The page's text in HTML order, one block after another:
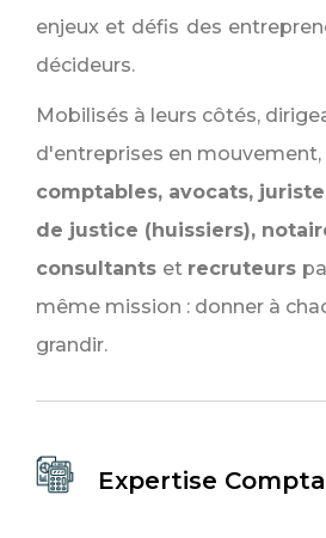
enjeux et défis des
décideurs.
Mobilisés à leurs côtés,
d'entreprises en mouvement,
comptables, avocats,
de justice (huissiers),
consultants et recruteurs
même mission : donner à
grandir.
Expertise